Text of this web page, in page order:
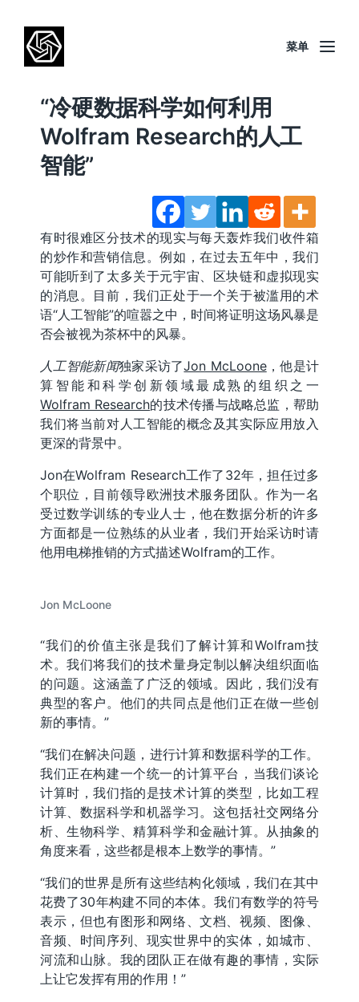
菜单
“冷硬数据科学如何利用
Wolfram Research的人工
智能”
有时很难区分技术的现实与每天轰炸我们收件箱
的炒作和营销信息。例如，在过去五年中，我们
可能听到了太多关于元宇宙、区块链和虚拟现实
的消息。目前，我们正处于一个关于被滥用的术
语“人工智能”的喧嚣之中，时间将证明这场风暴是
否会被视为茶杯中的风暴。
人工智能新闻独家采访了Jon McLoone，他是计
算智能和科学创新领域最成熟的组织之一
Wolfram Research的技术传播与战略总监，帮助
我们将当前对人工智能的概念及其实际应用放入
更深的背景中。
Jon在Wolfram Research工作了32年，担任过多
个职位，目前领导欧洲技术服务团队。作为一名
受过数学训练的专业人士，他在数据分析的许多
方面都是一位熟练的从业者，我们开始采访时请
他用电梯推销的方式描述Wolfram的工作。
Jon McLoone
“我们的价值主张是我们了解计算和Wolfram技
术。我们将我们的技术量身定制以解决组织面临
的问题。这涵盖了广泛的领域。因此，我们没有
典型的客户。他们的共同点是他们正在做一些创
新的事情。”
“我们在解决问题，进行计算和数据科学的工作。
我们正在构建一个统一的计算平台，当我们谈论
计算时，我们指的是技术计算的类型，比如工程
计算、数据科学和机器学习。这包括社交网络分
析、生物科学、精算科学和金融计算。从抽象的
角度来看，这些都是根本上数学的事情。”
“我们的世界是所有这些结构化领域，我们在其中
花费了30年构建不同的本体。我们有数学的符号
表示，但也有图形和网络、文档、视频、图像、
音频、时间序列、现实世界中的实体，如城市、
河流和山脉。我的团队正在做有趣的事情，实际
上让它发挥有用的作用！”